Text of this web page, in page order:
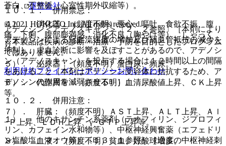
１０．１． 併用禁忌：
アデノシン＜アデノスキャン＞〔２．２参照〕［本剤により
アデノシンによる冠血流速度の増加及び冠血管抵抗の減少を
抑制し、虚血診断に影響を及ぼすことがあるので、アデノシ
ン（アデノスキャン）を投与する場合は１２時間以上の間隔
をあけること（本剤はアデノシン受容体に拮抗するため、ア
デノシンの作用を減弱させる）］。
１０．２． 併用注意：
１）． 他のキサンチン系薬剤（テオフィリン、ジプロフィ
リン、カフェイン水和物等）、中枢神経興奮薬（エフェドリ
ン塩酸塩、マオウ等）〔１３．１参照〕［過度の中枢神経刺
蒼白、不整脈（心室性期外収縮等）。
４）． 消化器：（頻度不明）悪心、嘔吐、食欲不振、腹
痛、下痢、腹部膨満感、消化不良（胸やけ等）、しゃっく
り。
５）． 泌尿器：（頻度不明）蛋白尿、頻尿。
６）． 代謝異常：（頻度不明）血清尿酸値上昇、ＣＫ上昇
等。
７）． 肝臓：（頻度不明）ＡＳＴ上昇、ＡＬＴ上昇、Ａｌ
−Ｐ上昇、ＬＤＨ上昇、γ−ＧＴＰ上昇等。
８）． 血液：（頻度不明）貧血、好酸球増多。
運営会社
© 2021 HOKUTO Inc. All rights reserved.
※本製品は疾病の診断・治療・予防を目的としたプログラム
ではありません。
利用規約プライバシーポリシーお問い合わせ